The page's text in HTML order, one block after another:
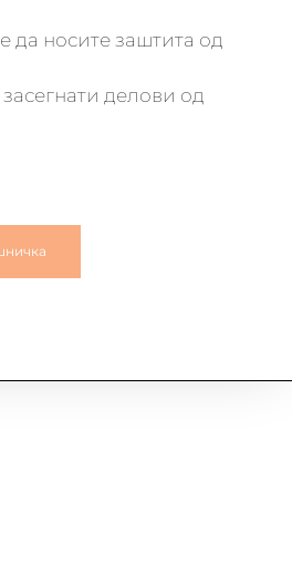
да носите заштита од
делови од